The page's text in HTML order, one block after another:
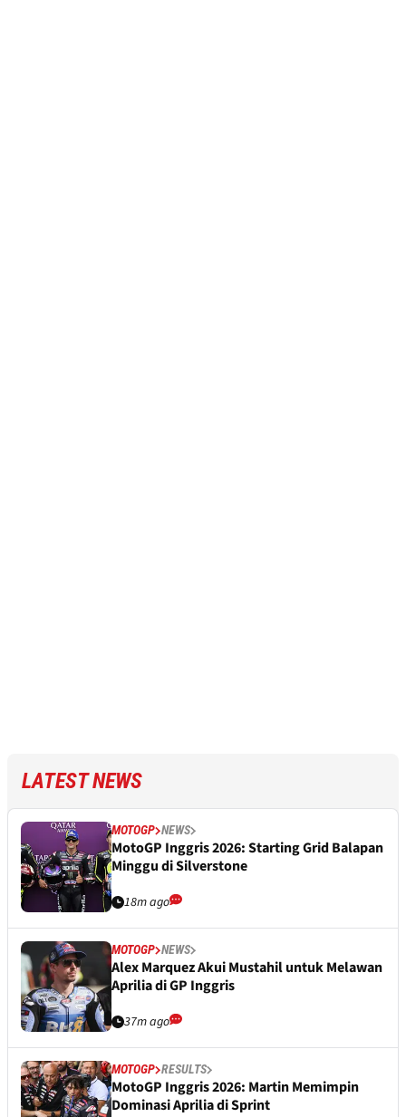
LATEST NEWS
MOTOGP NEWS
MotoGP Inggris 2026: Starting Grid Balapan
Minggu di Silverstone
18m ago
MOTOGP NEWS
Alex Marquez Akui Mustahil untuk Melawan
Aprilia di GP Inggris
37m ago
MOTOGP RESULTS
MotoGP Inggris 2026: Martin Memimpin
Dominasi Aprilia di Sprint